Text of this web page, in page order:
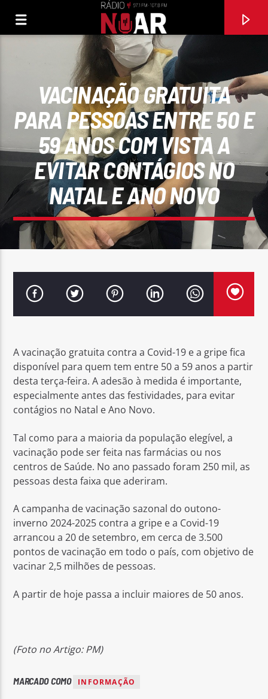
FAIXA ATUAL
AMOR ADOLESCENTE
Rádio No ar
VACINAÇÃO GRATUITA
PARA PESSOAS ENTRE 50 E
59 ANOS COM VISTA A
EVITAR CONTÁGIOS NO
NATAL E ANO NOVO
A vacinação gratuita contra a Covid-19 e a gripe fica
disponível para quem tem entre 50 a 59 anos a partir
desta terça-feira. A adesão à medida é importante,
especialmente antes das festividades, para evitar
contágios no Natal e Ano Novo.
Tal como para a maioria da população elegível, a
vacinação pode ser feita nas farmácias ou nos
centros de Saúde. No ano passado foram 250 mil, as
pessoas desta faixa que aderiram.
A campanha de vacinação sazonal do outono-
inverno 2024-2025 contra a gripe e a Covid-19
arrancou a 20 de setembro, em cerca de 3.500
pontos de vacinação em todo o país, com objetivo de
vacinar 2,5 milhões de pessoas.
A partir de hoje passa a incluir maiores de 50 anos.
(Foto no Artigo: PM)
MARCADO COMO INFORMAÇÃO